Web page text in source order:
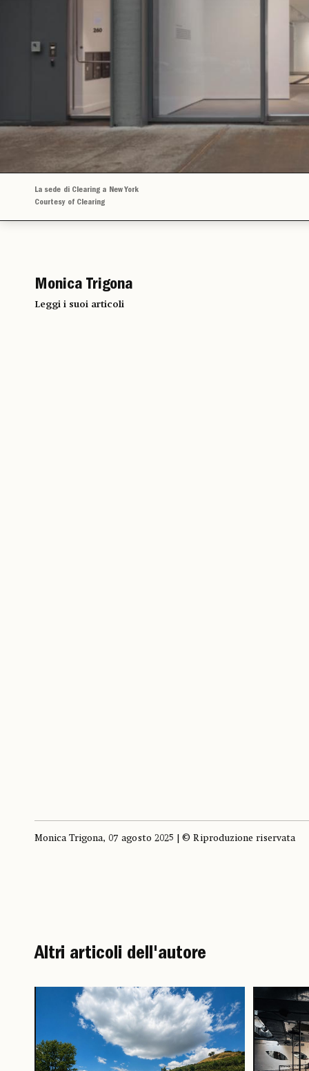
La sede di Clearing a New York
Courtesy of Clearing
Monica Trigona
Leggi i suoi articoli
Monica Trigona, 07 agosto 2025 | © Riproduzione riservata
Altri articoli dell'autore